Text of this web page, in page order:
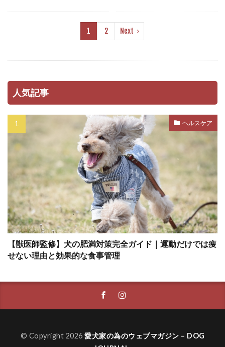
ルーティン
ルール
レジャー
レプトスピラ
ワクチンプログラム
ワクチン接種
ワンツー・ルーティン
一時預かり
一貫性
上下関係
不安・恐怖
不安感 不安障害
不快感
不足 与え方
中毒
丸飲み 主従関係
乳がん
乳腺炎 乳腺腫瘍
乾燥肌
予防 予防医療
予防接種
予防法
予防注射 予防策
予防薬
事故
二次感染
交換トレーニング
人獣共通感染症
人畜共通感染症
介護
代替行動
代替避難方法
代謝異常
伸縮リード
低カロリー
低脂肪
体温調節
体罰 体臭 体調不良
1 2 Next
人気記事
ヘルスケア
【獣医師監修】犬の肥満対策完全ガイド｜運動だけでは痩
せない理由と効果的な食事管理
© Copyright 2026 愛犬家の為のウェブマガジン – DOG